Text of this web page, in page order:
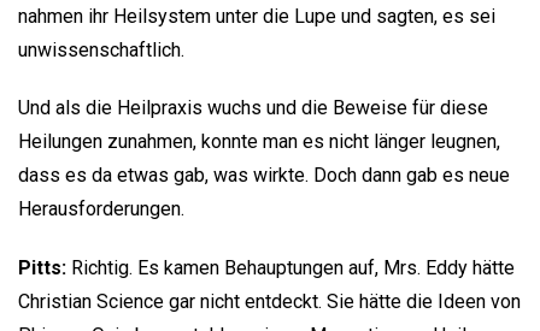
nahmen ihr Heilsystem unter die Lupe und sagten, es sei
unwissenschaftlich.
Und als die Heilpraxis wuchs und die Beweise für diese
Heilungen zunahmen, konnte man es nicht länger leugnen,
dass es da etwas gab, was wirkte. Doch dann gab es neue
Herausforderungen.
Pitts: Richtig. Es kamen Behauptungen auf, Mrs. Eddy hätte
Christian Science gar nicht entdeckt. Sie hätte die Ideen von